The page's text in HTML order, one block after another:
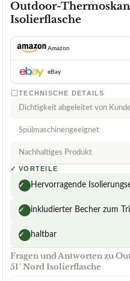
Outdoor-
Isolierflasche
Amazon
eBay
TECHNISCHE DETAILS
Dichtigkeit abgeleitet von
Spülmaschinengeeignet
Nachhaltiges Produkt
✓ VORTEILE
✓ Hervorragende
✓ inkludierter Becher zum
✓ haltbar
Fragen und Antworten zu
51° Nord Isolierflasche